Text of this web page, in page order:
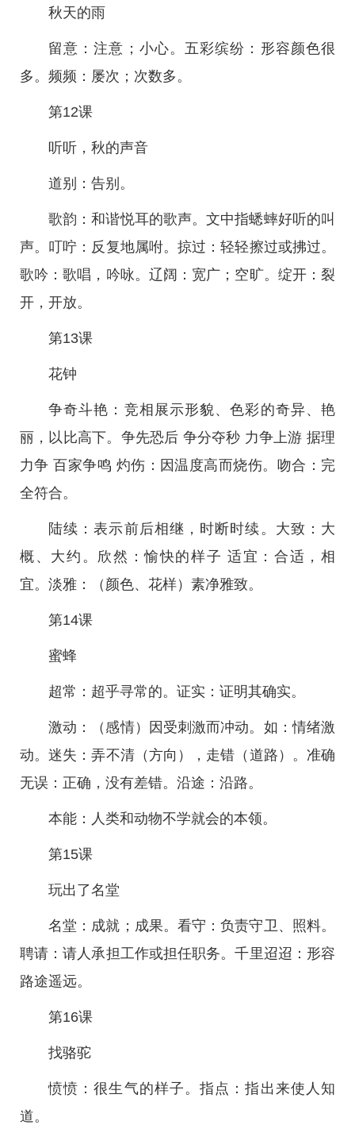
秋天的雨
留意：注意；小心。五彩缤纷：形容颜色很
多。频频：屡次；次数多。
第12课
听听，秋的声音
道别：告别。
歌韵：和谐悦耳的歌声。文中指蟋蟀好听的叫
声。叮咛：反复地属咐。掠过：轻轻擦过或拂过。
歌吟：歌唱，吟咏。辽阔：宽广；空旷。绽开：裂
开，开放。
第13课
花钟
争奇斗艳：竞相展示形貌、色彩的奇异、艳
丽，以比高下。争先恐后 争分夺秒 力争上游 据理
力争 百家争鸣 灼伤：因温度高而烧伤。吻合：完
全符合。
陆续：表示前后相继，时断时续。大致：大
概、大约。欣然：愉快的样子 适宜：合适，相
宜。淡雅：（颜色、花样）素净雅致。
第14课
蜜蜂
超常：超乎寻常的。证实：证明其确实。
激动：（感情）因受刺激而冲动。如：情绪激
动。迷失：弄不清（方向），走错（道路）。准确
无误：正确，没有差错。沿途：沿路。
本能：人类和动物不学就会的本领。
第15课
玩出了名堂
名堂：成就；成果。看守：负责守卫、照料。
聘请：请人承担工作或担任职务。千里迢迢：形容
路途遥远。
第16课
找骆驼
愤愤：很生气的样子。指点：指出来使人知
道。